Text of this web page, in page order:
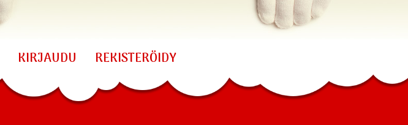
KIRJAUDU REKISTERÖIDY